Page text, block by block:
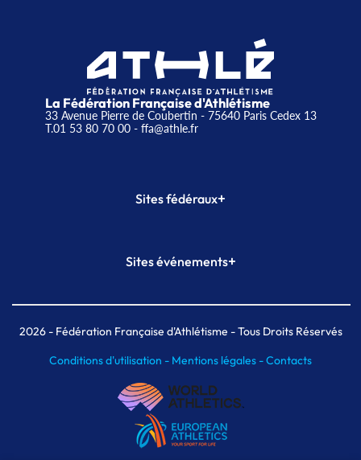
La Fédération Française d'Athlétisme
33 Avenue Pierre de Coubertin - 75640 Paris Cedex 13
T.01 53 80 70 00- ffa@athle.fr
Sites fédéraux+
Plateforme Formation
Sites événements+
Meeting de Paris indoor
MAIF Ekiden de Paris
2026- Fédération Française d'Athlétisme - Tous Droits Réservés
Conditions d'utilisation - Mentions légales -Contacts